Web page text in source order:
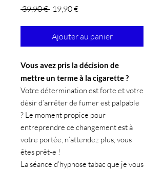
39,90 € Prix
19,90 €Prix
Ajouter au panier
Vous avez pris la décision de
mettre un terme à la cigarette ?
Votre détermination est forte et votre
désir d’arrêter de fumer est palpable
? Le moment propice pour
entreprendre ce changement est à
votre portée, n’attendez plus, vous
êtes prêt-e !
La séance d’hypnose tabacque je vous